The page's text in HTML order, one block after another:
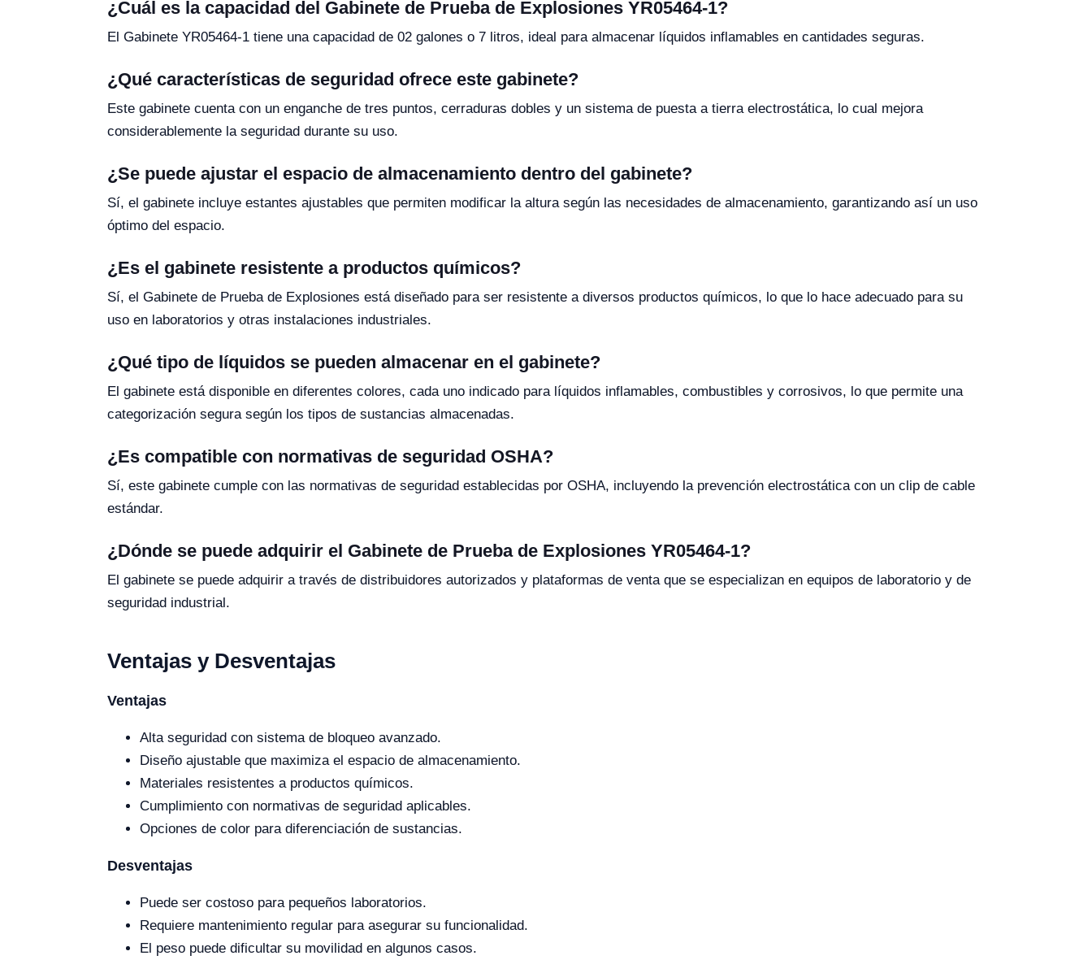
¿Cuál es la capacidad del Gabinete de Prueba de Explosiones YR05464-1?
El Gabinete YR05464-1 tiene una capacidad de 02 galones o 7 litros, ideal para almacenar líquidos inflamables en cantidades seguras.
¿Qué características de seguridad ofrece este gabinete?
Este gabinete cuenta con un enganche de tres puntos, cerraduras dobles y un sistema de puesta a tierra electrostática, lo cual mejora
considerablemente la seguridad durante su uso.
¿Se puede ajustar el espacio de almacenamiento dentro del gabinete?
Sí, el gabinete incluye estantes ajustables que permiten modificar la altura según las necesidades de almacenamiento, garantizando así un uso
óptimo del espacio.
¿Es el gabinete resistente a productos químicos?
Sí, el Gabinete de Prueba de Explosiones está diseñado para ser resistente a diversos productos químicos, lo que lo hace adecuado para su
uso en laboratorios y otras instalaciones industriales.
¿Qué tipo de líquidos se pueden almacenar en el gabinete?
El gabinete está disponible en diferentes colores, cada uno indicado para líquidos inflamables, combustibles y corrosivos, lo que permite una
categorización segura según los tipos de sustancias almacenadas.
¿Es compatible con normativas de seguridad OSHA?
Sí, este gabinete cumple con las normativas de seguridad establecidas por OSHA, incluyendo la prevención electrostática con un clip de cable
estándar.
¿Dónde se puede adquirir el Gabinete de Prueba de Explosiones YR05464-1?
El gabinete se puede adquirir a través de distribuidores autorizados y plataformas de venta que se especializan en equipos de laboratorio y de
seguridad industrial.
Ventajas y Desventajas
Ventajas
Alta seguridad con sistema de bloqueo avanzado.
Diseño ajustable que maximiza el espacio de almacenamiento.
Materiales resistentes a productos químicos.
Cumplimiento con normativas de seguridad aplicables.
Opciones de color para diferenciación de sustancias.
Desventajas
Puede ser costoso para pequeños laboratorios.
Requiere mantenimiento regular para asegurar su funcionalidad.
El peso puede dificultar su movilidad en algunos casos.